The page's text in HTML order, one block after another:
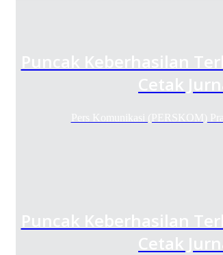
Puncak Keberhasilan
Cetak
Pers Komunikasi (PERSKOM)
Puncak Keberhasilan
Cetak